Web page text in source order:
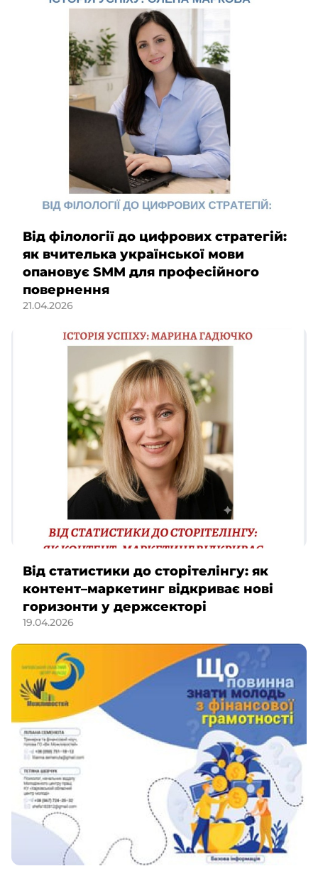
Від філології до цифрових стратегій:
як вчителька української мови
опановує SMM для професійного
повернення
21.04.2026
Від статистики до сторітелінгу: як
контент–маркетинг відкриває нові
горизонти у держсекторі
19.04.2026